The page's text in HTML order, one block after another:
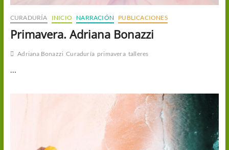
CURADURÍA INICIO NARRACIÓN PUBLICACIONES
Primavera. Adriana Bonazzi
Adriana Bonazzi Curaduría primavera talleres